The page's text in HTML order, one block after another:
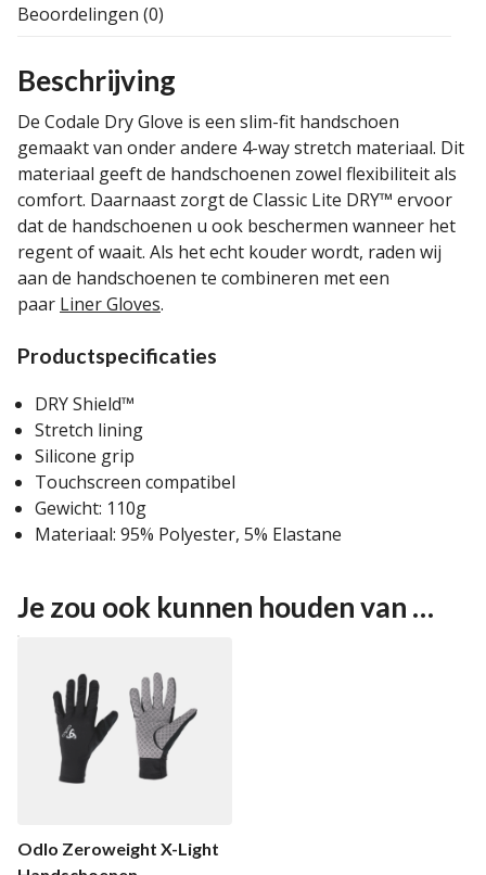
Beoordelingen (0)
Beschrijving
De Codale Dry Glove is een slim-fit handschoen
gemaakt van onder andere 4-way stretch materiaal. Dit
materiaal geeft de handschoenen zowel flexibiliteit als
comfort. Daarnaast zorgt de Classic Lite DRY™ ervoor
dat de handschoenen u ook beschermen wanneer het
regent of waait. Als het echt kouder wordt, raden wij
aan de handschoenen te combineren met een
paar Liner Gloves.
Productspecificaties
DRY Shield™
Stretch lining
Silicone grip
Touchscreen compatibel
Gewicht: 110g
Materiaal: 95% Polyester, 5% Elastane
Je zou ook kunnen houden van …
Odlo Zeroweight X-Light